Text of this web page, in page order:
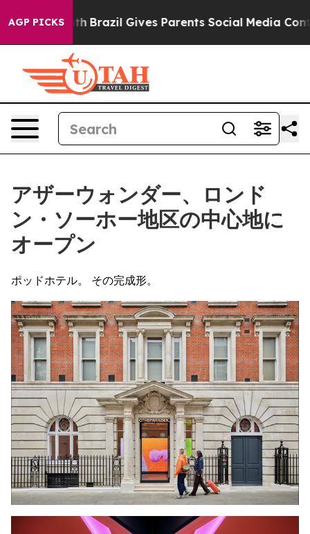
AGP PICKS
Youth Brazil Gives Parents Social Media Controls for
アザーウォンダー、ロンド
ン・ソーホー地区の中心地に
オープン
ポッドホテル。 その完成形。